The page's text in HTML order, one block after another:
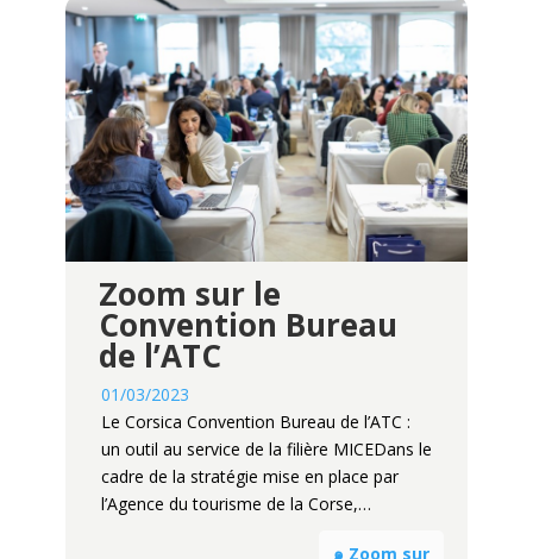
Zoom sur le
Convention Bureau
de l’ATC
01/03/2023
Le Corsica Convention Bureau de l’ATC :
un outil au service de la filière MICEDans le
cadre de la stratégie mise en place par
l’Agence du tourisme de la Corse,…
๑ Zoom sur